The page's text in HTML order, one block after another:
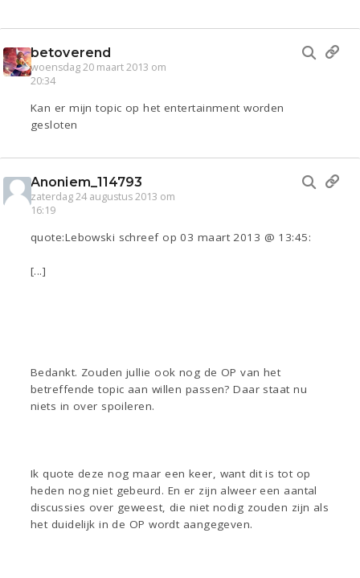
betoverend
woensdag 20 maart 2013 om
20:34
Kan er mijn topic op het entertainment worden
gesloten
Anoniem_114793
zaterdag 24 augustus 2013 om
16:19
quote:Lebowski schreef op 03 maart 2013 @ 13:45:
[...]
Bedankt. Zouden jullie ook nog de OP van het
betreffende topic aan willen passen? Daar staat nu
niets in over spoileren.
Ik quote deze nog maar een keer, want dit is tot op
heden nog niet gebeurd. En er zijn alweer een aantal
discussies over geweest, die niet nodig zouden zijn als
het duidelijk in de OP wordt aangegeven.